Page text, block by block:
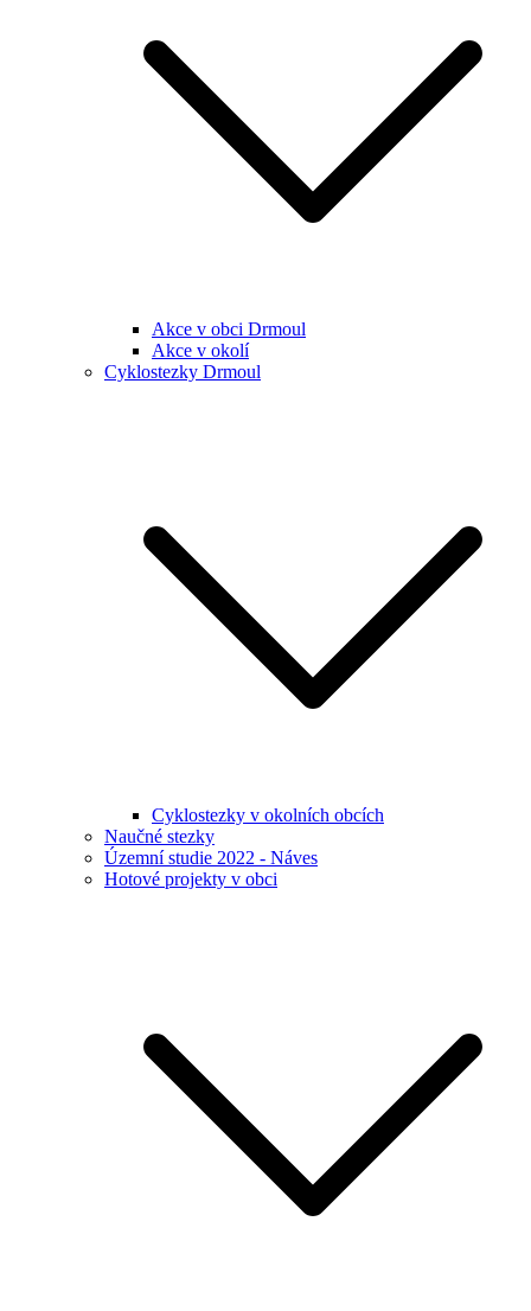
Akce v obci Drmoul
Akce v okolí
Cyklostezky Drmoul
Cyklostezky v okolních obcích
Naučné stezky
Územní studie 2022 - Náves
Hotové projekty v obci